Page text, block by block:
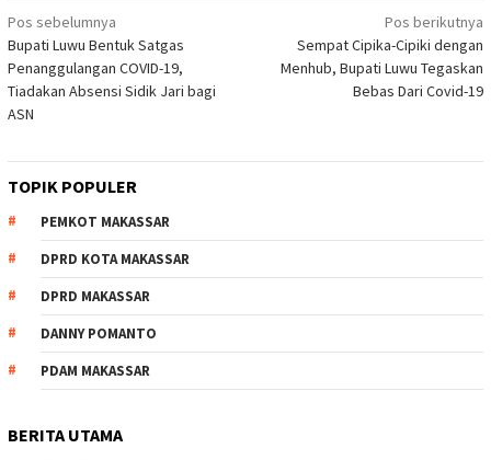
Navigasi
pos
Pos sebelumnya
Bupati Luwu Bentuk Satgas
Penanggulangan COVID-19,
Tiadakan Absensi Sidik Jari bagi
ASN
Pos berikutnya
Sempat Cipika-Cipiki dengan
Menhub, Bupati Luwu Tegaskan
Bebas Dari Covid-19
TOPIK POPULER
PEMKOT MAKASSAR
DPRD KOTA MAKASSAR
DPRD MAKASSAR
DANNY POMANTO
PDAM MAKASSAR
BERITA UTAMA